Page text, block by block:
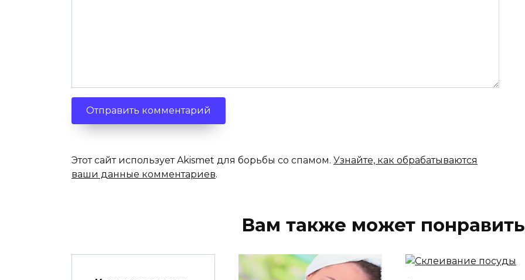
Этот сайт использует Akismet для борьбы со спамом. Узнайте, как обрабатываются
ваши данные комментариев.
Вам также может